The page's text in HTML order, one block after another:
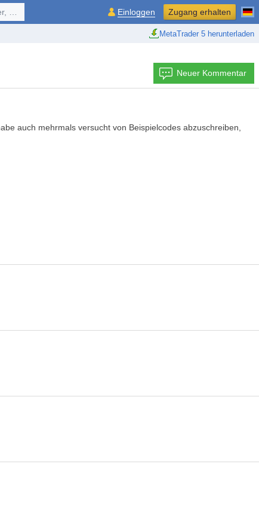
MetaTrader 5 herunterladen
Einloggen Zugang erhalten
Neuer Kommentar
auch mehrmals versucht von Beispielcodes abzuschreiben,